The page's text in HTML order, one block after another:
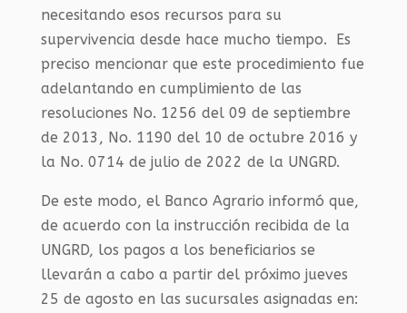
necesitando esos recursos para su
supervivencia desde hace mucho tiempo. Es
preciso mencionar que este procedimiento fue
adelantando en cumplimiento de las
resoluciones No. 1256 del 09 de septiembre
de 2013, No. 1190 del 10 de octubre 2016 y
la No. 0714 de julio de 2022 de la UNGRD.
De este modo, el Banco Agrario informó que,
de acuerdo con la instrucción recibida de la
UNGRD, los pagos a los beneficiarios se
llevarán a cabo a partir del próximo jueves
25 de agosto en las sucursales asignadas en: